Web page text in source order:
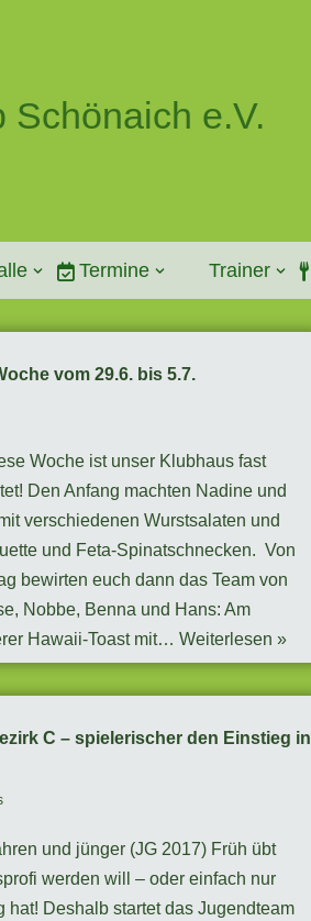
Schönaich e.V.
Termine Trainer
vom 29.6. bis 5.7.
Woche ist unser Klubhaus fast
Den Anfang machten Nadine und
verschiedenen Wurstsalaten und
und Feta-Spinatschnecken. Von
bewirten euch dann das Team von
Nobbe, Benna und Hans: Am
Hawaii-Toast mit…Weiterlesen »
C – spielerischer den Einstieg in
und jünger (JG 2017) Früh übt
werden will – oder einfach nur
hat! Deshalb startet das Jugendteam